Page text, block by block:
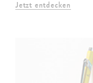
Jetzt entdecken